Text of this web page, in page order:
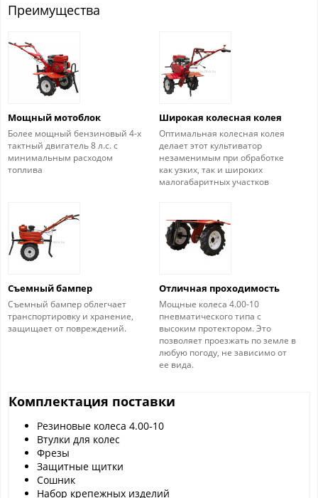
Преимущества
Мощный мотоблок
Более мощный бензиновый 4-х
тактный двигатель 8 л.с. с
минимальным расходом
топлива
Широкая колесная колея
Оптимальная колесная колея
делает этот культиватор
незаменимым при обработке
как узких, так и широких
малогабаритных участков
Съемный бампер
Съемный бампер облегчает
транспортировку и хранение,
защищает от повреждений.
Отличная проходимость
Мощные колеса 4.00-10
пневматического типа с
высоким протектором. Это
позволяет проезжать по земле в
любую погоду, не зависимо от
ее вида.
Комплектация поставки
Резиновые колеса 4.00-10
Втулки для колес
Фрезы
Защитные щитки
Сошник
Набор крепежных изделий